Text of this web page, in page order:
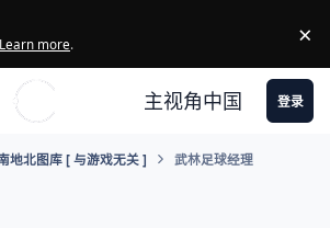
Learn more. ×
主视角中国 登录
地北图库 [ 与游戏无关 ] 武林足球经理